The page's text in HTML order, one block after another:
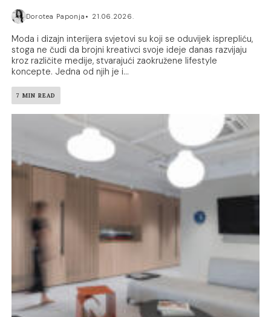
Dorotea Paponja 21.06.2026.
Moda i dizajn interijera svjetovi su koji se oduvijek isprepliću,
stoga ne čudi da brojni kreativci svoje ideje danas razvijaju
kroz različite medije, stvarajući zaokružene lifestyle
koncepte. Jedna od njih je i...
7 MIN READ